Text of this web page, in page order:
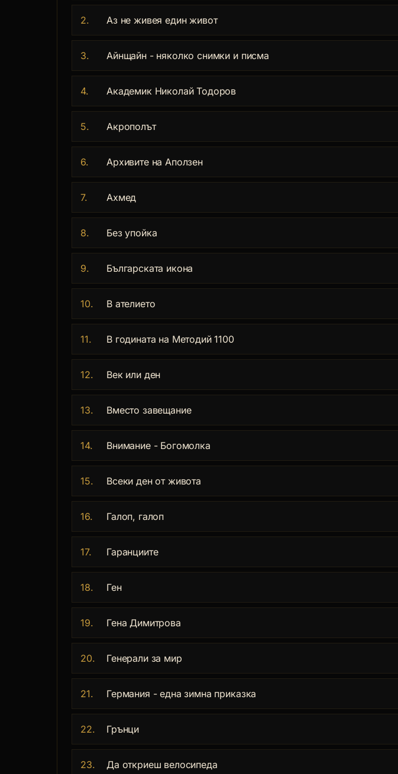
2. Аз не живея един живот
3. Айнщайн - няколко снимки и писма
4. Академик Николай Тодоров
5. Акрополът
6. Архивите на Аползен
7. Ахмед
8. Без упойка
9. Българската икона
10. В ателието
11. В годината на Методий 1100
12. Век или ден
13. Вместо завещание
14. Внимание - Богомолка
15. Всеки ден от живота
16. Галоп, галоп
17. Гаранциите
18. Ген
19. Гена Димитрова
20. Генерали за мир
21. Германия - една зимна приказка
22. Грънци
23. Да откриеш велосипеда